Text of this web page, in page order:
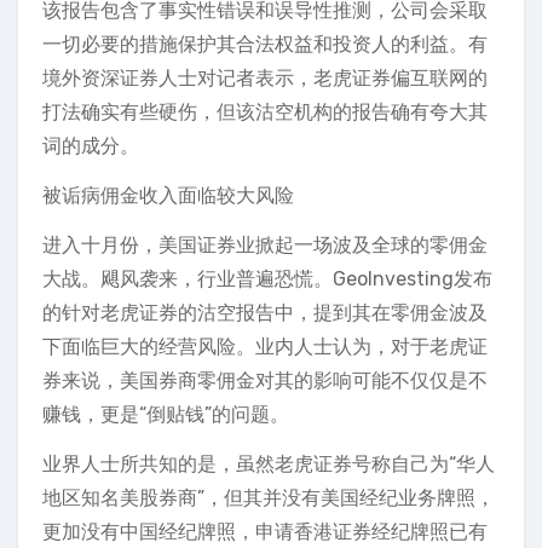
该报告包含了事实性错误和误导性推测，公司会采取
一切必要的措施保护其合法权益和投资人的利益。有
境外资深证券人士对记者表示，老虎证券偏互联网的
打法确实有些硬伤，但该沽空机构的报告确有夸大其
词的成分。
被诟病佣金收入面临较大风险
进入十月份，美国证券业掀起一场波及全球的零佣金
大战。飓风袭来，行业普遍恐慌。GeoInvesting发布
的针对老虎证券的沽空报告中，提到其在零佣金波及
下面临巨大的经营风险。业内人士认为，对于老虎证
券来说，美国券商零佣金对其的影响可能不仅仅是不
赚钱，更是“倒贴钱”的问题。
业界人士所共知的是，虽然老虎证券号称自己为“华人
地区知名美股券商”，但其并没有美国经纪业务牌照，
更加没有中国经纪牌照，申请香港证券经纪牌照已有